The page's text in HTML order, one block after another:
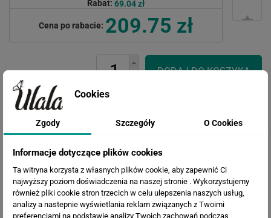
Rabat: 69.04 zł
Cena po rabacie: 209.75 zł
WERSJE KOLORYSTYCZNE
Cookies
Zgody Szczegóły O Cookies
Informacje dotyczące plików cookies
Ta witryna korzysta z własnych plików cookie, aby zapewnić Ci
najwyższy poziom doświadczenia na naszej stronie . Wykorzystujemy
również pliki cookie stron trzecich w celu ulepszenia naszych usług,
analizy a nastepnie wyświetlania reklam związanych z Twoimi
preferencjami na podstawie analizy Twoich zachowań podczas